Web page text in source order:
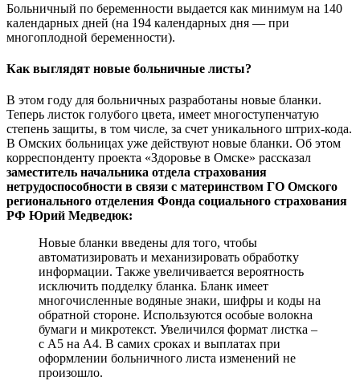
Больничный по беременности выдается как минимум на 140
календарных дней (на 194 календарных дня — при
многоплодной беременности).
Как выглядят новые больничные листы?
В этом году для больничных разработаны новые бланки.
Теперь листок голубого цвета, имеет многоступенчатую
степень защиты, в том числе, за счет уникального штрих-кода.
В Омских больницах уже действуют новые бланки. Об этом
корреспонденту проекта «Здоровье в Омске» рассказал
заместитель начальника отдела страхования
нетрудоспособности в связи с материнством ГО Омского
регионального отделения Фонда социального страхования
РФ Юрий Медведюк:
Новые бланки введены для того, чтобы
автоматизировать и механизировать обработку
информации. Также увеличивается вероятность
исключить подделку бланка. Бланк имеет
многочисленные водяные знаки, шифры и коды на
обратной стороне. Используются особые волокна
бумаги и микротекст. Увеличился формат листка –
с А5 на А4. В самих сроках и выплатах при
оформлении больничного листа изменений не
произошло.